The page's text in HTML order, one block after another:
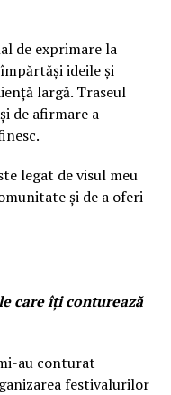
de exprimare la
ideile și
largă. Traseul
de afirmare a
legat de visul meu
și de a oferi
care îți conturează
au conturat
festivalurilor